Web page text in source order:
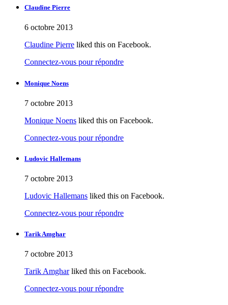
Claudine Pierre
6 octobre 2013
Claudine Pierre liked this on Facebook.
Connectez-vous pour répondre
Monique Noens
7 octobre 2013
Monique Noens liked this on Facebook.
Connectez-vous pour répondre
Ludovic Hallemans
7 octobre 2013
Ludovic Hallemans liked this on Facebook.
Connectez-vous pour répondre
Tarik Amghar
7 octobre 2013
Tarik Amgharliked this on Facebook.
Connectez-vous pour répondre